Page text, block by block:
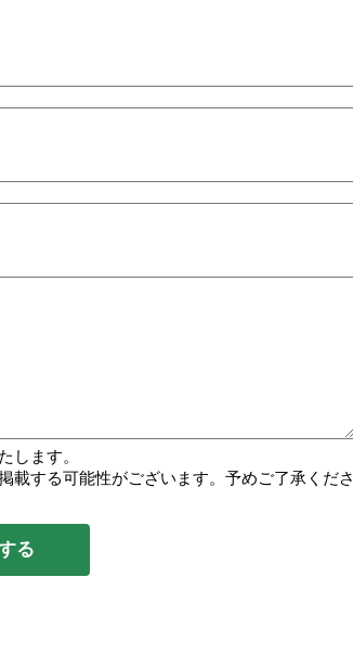
します。
載する可能性がございます。予めご了承くださ